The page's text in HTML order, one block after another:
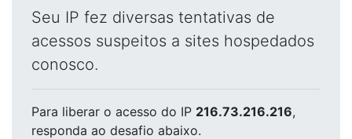
Seu IP fez diversas tentativas de
acessos suspeitos a sites hospedados
conosco.
Para liberar o acesso do IP 216.73.216.216,
responda ao desafio abaixo.